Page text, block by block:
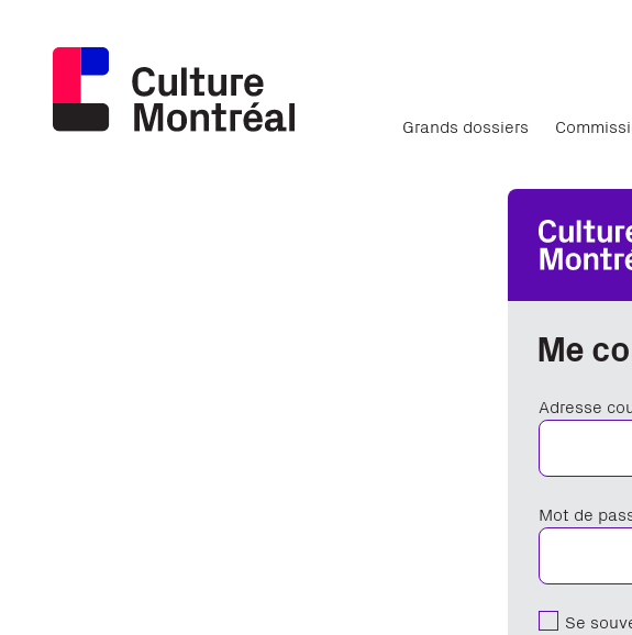
Grands dossiers
Me
Adresse
Mot de
Se